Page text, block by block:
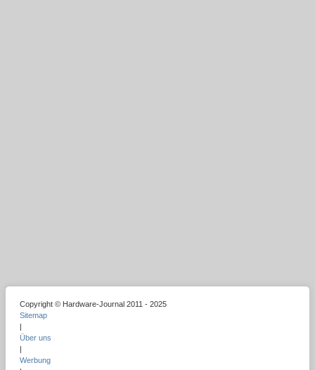
Copyright © Hardware-Journal 2011 - 2025
Sitemap
|
Über uns
|
Werbung